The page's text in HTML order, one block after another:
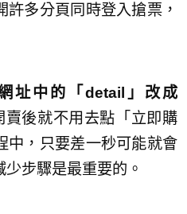
許多分頁同時登入搶票，
址中的「detail」改成
賣後就不用去點「立即購
中，只要差一秒可能就會
步驟是最重要的。